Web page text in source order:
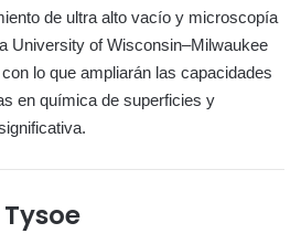
de ultra alto vacío y microscopía
University of Wisconsin–Milwaukee
lo que ampliarán las capacidades
en química de superficies y